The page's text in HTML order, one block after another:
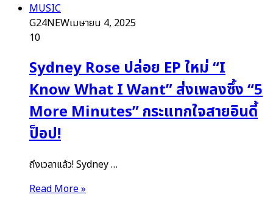
MUSIC
G24NEWเมษายน 4, 2025
10
Sydney Rose ปล่อย EP ใหม่ “I
Know What I Want” ส่งเพลงซึ้ง “5
More Minutes” กระแทกใจสายอินดี้
ป็อป!
ถึงเวลาแล้ว! Sydney …
Read More »